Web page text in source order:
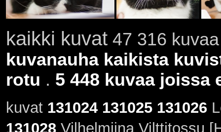
kaikki kuvat47 316
kuvanauha kaikista
rotu . 5 448 kuvaa joissa
kuvat 131024 131025 131026
131028Vilhelmiina Vilttitossu